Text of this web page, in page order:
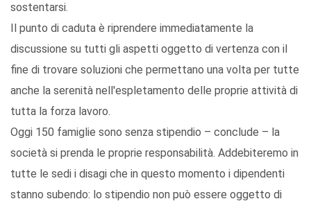
sostentarsi.
Il punto di caduta è riprendere immediatamente la
discussione su tutti gli aspetti oggetto di vertenza con il
fine di trovare soluzioni che permettano una volta per tutte
anche la serenità nell'espletamento delle proprie attività di
tutta la forza lavoro.
Oggi 150 famiglie sono senza stipendio – conclude – la
società si prenda le proprie responsabilità. Addebiteremo in
tutte le sedi i disagi che in questo momento i dipendenti
stanno subendo: lo stipendio non può essere oggetto di